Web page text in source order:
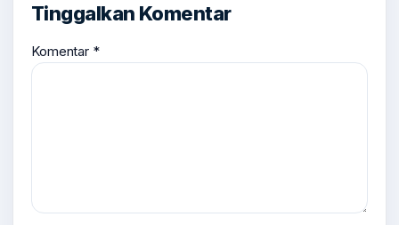
Tinggalkan Komentar
Komentar *